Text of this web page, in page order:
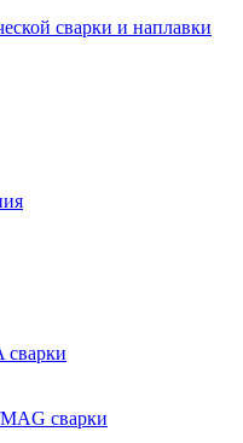
сварки и наплавки
сварки
сварки